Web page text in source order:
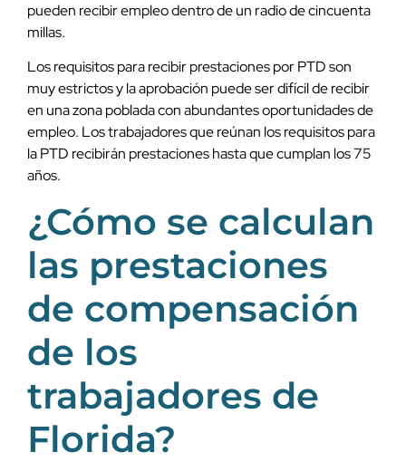
pueden recibir empleo dentro de un radio de cincuenta
millas.
Los requisitos para recibir prestaciones por PTD son
muy estrictos y la aprobación puede ser difícil de recibir
en una zona poblada con abundantes oportunidades de
empleo. Los trabajadores que reúnan los requisitos para
la PTD recibirán prestaciones hasta que cumplan los 75
años.
¿Cómo se calculan
las prestaciones
de compensación
de los
trabajadores de
Florida?